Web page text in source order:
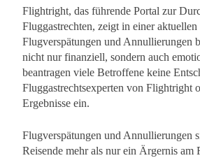
Flightright, das führende Portal zur
Fluggastrechten, zeigt in einer
Flugverspätungen und Annullierungen
nicht nur finanziell, sondern auch
beantragen viele Betroffene keine
Fluggastrechtsexperten von Flightright
Ergebnisse ein.
Flugverspätungen und Annullierungen
Reisende mehr als nur ein Ärgernis am